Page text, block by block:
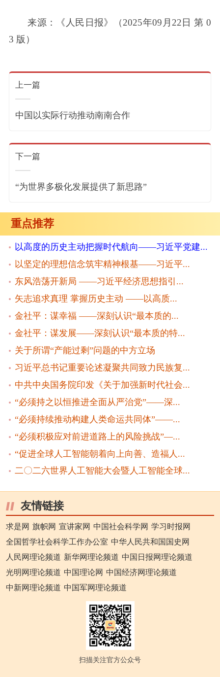
来源：《人民日报》（2025年09月22日 第 0
3 版）
上一篇
中国以实际行动推动南南合作
下一篇
“为世界多极化发展提供了新思路”
重点推荐
以高度的历史主动把握时代航向——习近平党建...
以坚定的理想信念筑牢精神根基——习近平...
东风浩荡开新局 ——习近平经济思想指引...
矢志追求真理 掌握历史主动 ——以高质...
金社平：谋幸福 ——深刻认识“最本质的...
金社平：谋发展——深刻认识“最本质的特...
关于所谓“产能过剩”问题的中方立场
习近平总书记重要论述凝聚共同致力民族复...
中共中央国务院印发《关于加强新时代社会...
“必须持之以恒推进全面从严治党”——深...
“必须持续推动构建人类命运共同体”——...
“必须积极应对前进道路上的风险挑战”—...
“促进全球人工智能朝着向上向善、造福人...
二〇二六世界人工智能大会暨人工智能全球...
友情链接
求是网 旗帜网 宣讲家网 中国社会科学网 学习时报网
全国哲学社会科学工作办公室 中华人民共和国国史网
人民网理论频道 新华网理论频道 中国日报网理论频道
光明网理论频道 中国理论网 中国经济网理论频道
中新网理论频道 中国军网理论频道
扫描关注官方公众号